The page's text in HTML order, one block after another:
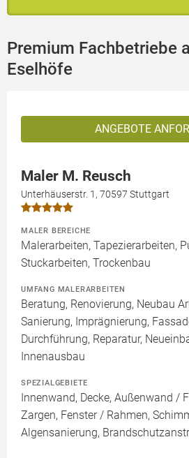
Premium Fachbetriebe
Eselhöfe
ANGEBOTE
Maler M. Reusch
Unterhäuserstr. 1, 70597 Stuttgart
MALER BEREICHE
Malerarbeiten, Tapezierarbeiten,
Stuckarbeiten, Trockenbau
UMFANG MALERARBEITEN
Beratung, Renovierung, Neubau
Sanierung, Imprägnierung,
Durchführung, Reparatur,
Innenausbau
SPEZIALGEBIETE
Innenwand, Decke, Außenwand /
Zargen, Fenster / Rahmen,
Algensanierung,